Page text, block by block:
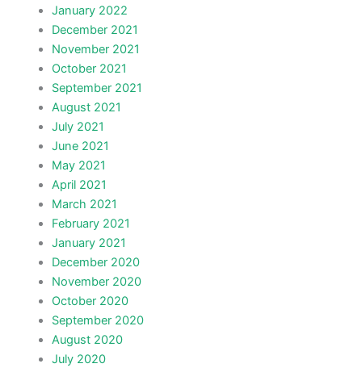
January 2022
December 2021
November 2021
October 2021
September 2021
August 2021
July 2021
June 2021
May 2021
April 2021
March 2021
February 2021
January 2021
December 2020
November 2020
October 2020
September 2020
August 2020
July 2020